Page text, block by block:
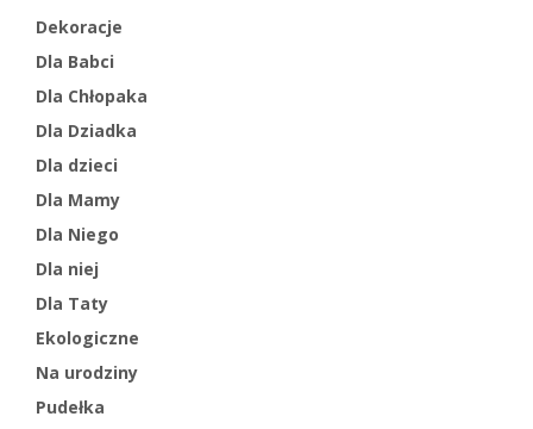
Dekoracje
Dla Babci
Dla Chłopaka
Dla Dziadka
Dla dzieci
Dla Mamy
Dla Niego
Dla niej
Dla Taty
Ekologiczne
Na urodziny
Pudełka